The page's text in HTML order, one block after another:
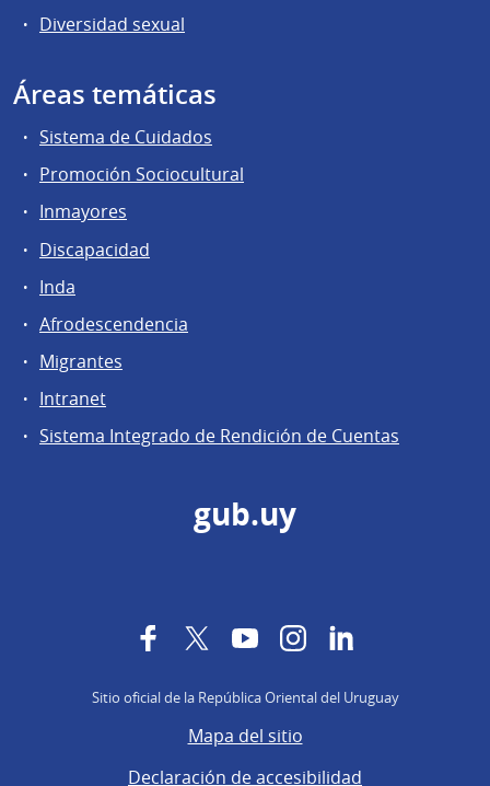
Diversidad sexual
Áreas temáticas
Sistema de Cuidados
Promoción Sociocultural
Inmayores
Discapacidad
Inda
Afrodescendencia
Migrantes
Intranet
Sistema Integrado de Rendición de Cuentas
gub.uy
FacebookTwitterYouTubeInstagram
Sitio oficial de la República Oriental del Uruguay
Mapa del sitio
Declaración de accesibilidad